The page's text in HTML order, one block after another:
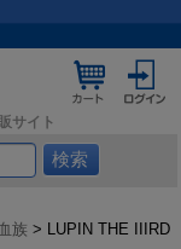
サイト
族 > LUPIN THE IIIRD